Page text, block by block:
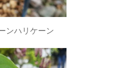
ンハリケーン